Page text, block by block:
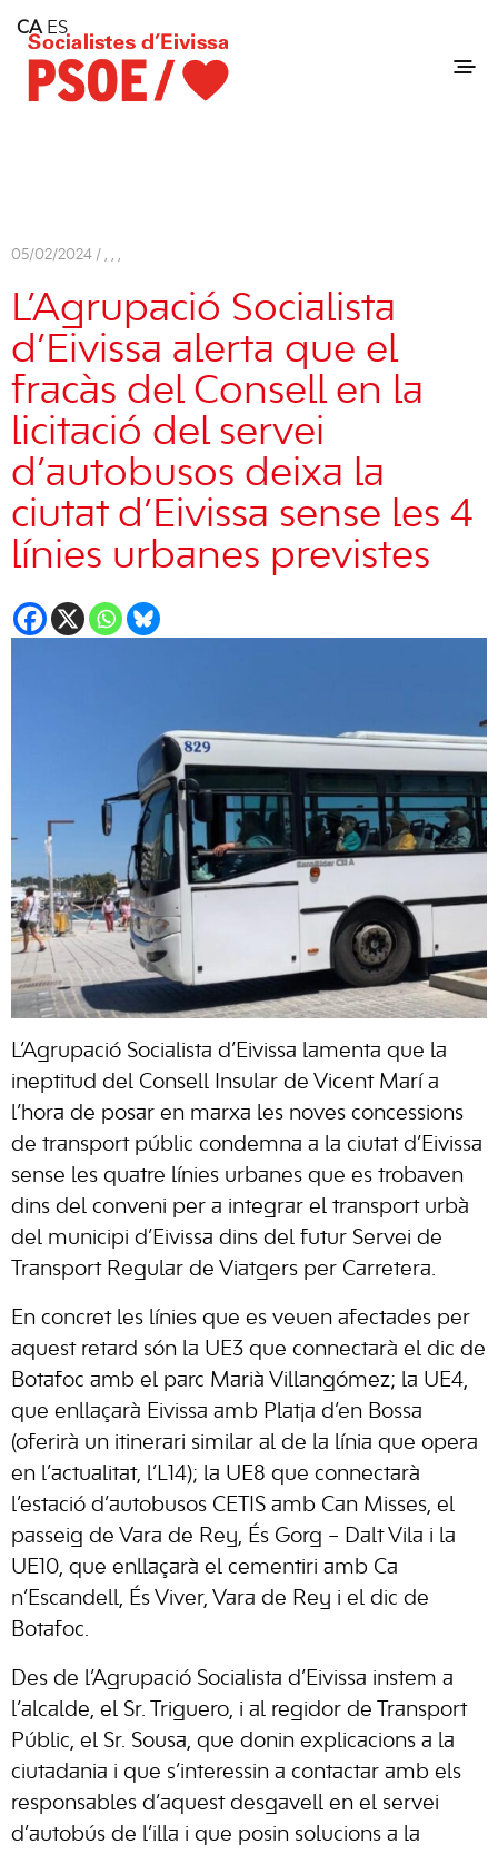
Consell Insular d'Eivissa
Services
Contact
05/02/2024 / , , ,
L’Agrupació Socialista
d’Eivissa alerta que el
fracàs del Consell en la
licitació del servei
d’autobusos deixa la
ciutat d’Eivissa sense les 4
línies urbanes previstes
L’Agrupació Socialista d’Eivissa lamenta que la
ineptitud del Consell Insular de Vicent Marí a
l’hora de posar en marxa les noves concessions
de transport públic condemna a la ciutat d’Eivissa
sense les quatre línies urbanes que es trobaven
dins del conveni per a integrar el transport urbà
del municipi d’Eivissa dins del futur Servei de
Transport Regular de Viatgers per Carretera.
En concret les línies que es veuen afectades per
aquest retard són la UE3 que connectarà el dic de
Botafoc amb el parc Marià Villangómez; la UE4,
que enllaçarà Eivissa amb Platja d’en Bossa
(oferirà un itinerari similar al de la línia que opera
en l’actualitat, l’L14); la UE8 que connectarà
l’estació d’autobusos CETIS amb Can Misses, el
passeig de Vara de Rey, És Gorg – Dalt Vila i la
UE10, que enllaçarà el cementiri amb Ca
n’Escandell, És Viver, Vara de Rey i el dic de
Botafoc.
Des de l’Agrupació Socialista d’Eivissa instem a
l’alcalde, el Sr. Triguero, i al regidor de Transport
Públic, el Sr. Sousa, que donin explicacions a la
ciutadania i que s’interessin a contactar amb els
responsables d’aquest desgavell en el servei
d’autobús de l’illa i que posin solucions a la
CA ES